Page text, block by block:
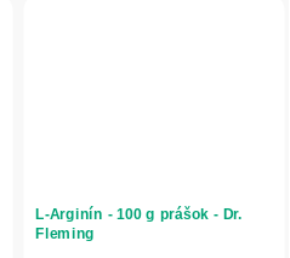
L-Arginín - 100 g prášok - Dr.
Fleming